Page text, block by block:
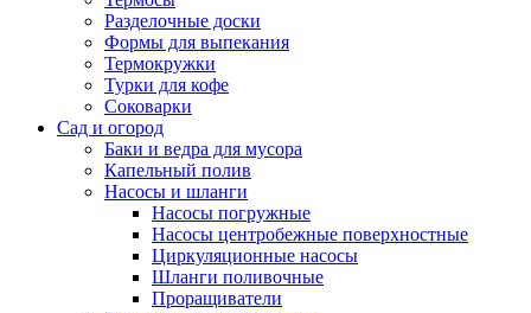
Разделочные доски
Формы для выпекания
Термокружки
Турки для кофе
Соковарки
Сад и огород
Баки и ведра для мусора
Капельный полив
Насосы и шланги
Насосы погружные
Насосы центробежные поверхностные
Циркуляционные насосы
Шланги поливочные
Проращиватели